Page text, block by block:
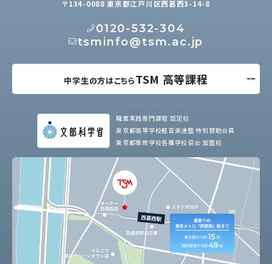
〒134-0088 東京都江戸川区西葛西3-14-8
0120-532-304
tsminfo@tsm.ac.jp
中学生の方はこちらTSM 高等課程
職業実践専門課程 認定校
東京都高等学校軽音楽連盟 特別賛助会員
東京都専修学校各種学校協会 加盟校